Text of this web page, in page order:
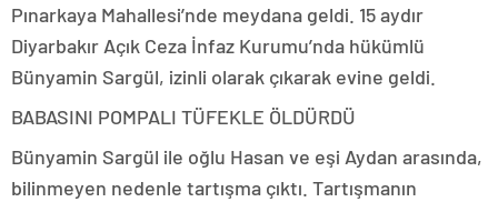
Pınarkaya Mahallesi’nde meydana geldi. 15 aydır
Diyarbakır Açık Ceza İnfaz Kurumu’nda hükümlü
Bünyamin Sargül, izinli olarak çıkarak evine geldi.
BABASINI POMPALI TÜFEKLE ÖLDÜRDÜ
Bünyamin Sargül ile oğlu Hasan ve eşi Aydan arasında,
bilinmeyen nedenle tartışma çıktı. Tartışmanın